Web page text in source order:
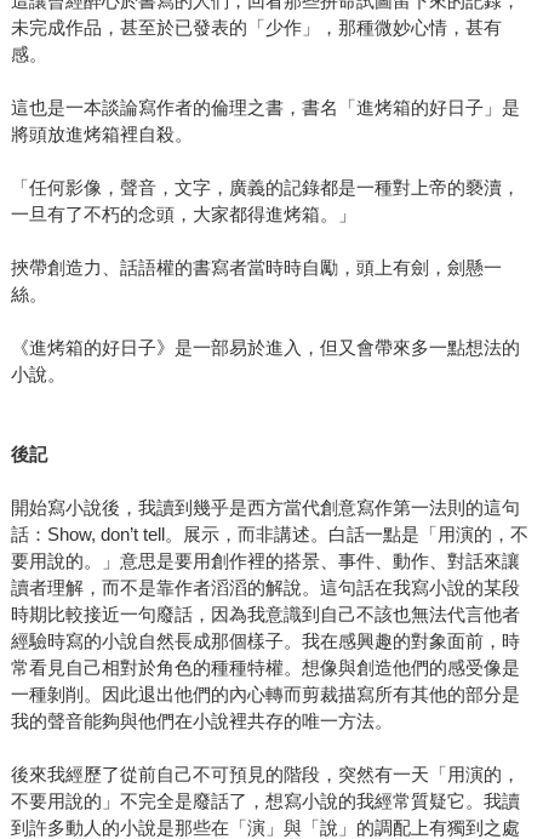
未完成作品，甚至於已發表的「少作」，那種微妙心情，甚有
感。
這也是一本談論寫作者的倫理之書，書名「進烤箱的好日子」是
將頭放進烤箱裡自殺。
「任何影像，聲音，文字，廣義的記錄都是一種對上帝的褻瀆，
一旦有了不朽的念頭，大家都得進烤箱。」
挾帶創造力、話語權的書寫者當時時自勵，頭上有劍，劍懸一
絲。
《進烤箱的好日子》是一部易於進入，但又會帶來多一點想法的
小說。
後記
開始寫小說後，我讀到幾乎是西方當代創意寫作第一法則的這句
話：Show, don’t tell。展示，而非講述。白話一點是「用演的，不
要用說的。」意思是要用創作裡的搭景、事件、動作、對話來讓
讀者理解，而不是靠作者滔滔的解說。這句話在我寫小說的某段
時期比較接近一句廢話，因為我意識到自己不該也無法代言他者
經驗時寫的小說自然長成那個樣子。我在感興趣的對象面前，時
常看見自己相對於角色的種種特權。想像與創造他們的感受像是
一種剝削。因此退出他們的內心轉而剪裁描寫所有其他的部分是
我的聲音能夠與他們在小說裡共存的唯一方法。
後來我經歷了從前自己不可預見的階段，突然有一天「用演的，
不要用說的」不完全是廢話了，想寫小說的我經常質疑它。我讀
到許多動人的小說是那些在「演」與「說」的調配上有獨到之處